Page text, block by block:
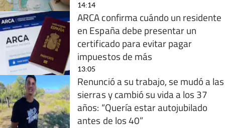
14:14
ARCA confirma cuándo un residente
en España debe presentar un
certificado para evitar pagar
impuestos de más
13:05
Renunció a su trabajo, se mudó a las
sierras y cambió su vida a los 37
años: “Quería estar autojubilado
antes de los 40”